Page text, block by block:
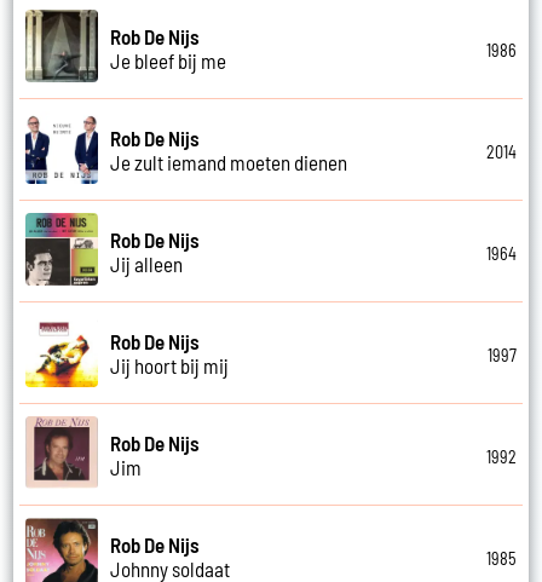
Rob De Nijs
Je bleef bij me
1986
Rob De Nijs
Je zult iemand moeten dienen
2014
Rob De Nijs
Jij alleen
1964
Rob De Nijs
Jij hoort bij mij
1997
Rob De Nijs
Jim
1992
Rob De Nijs
Johnny soldaat
1985